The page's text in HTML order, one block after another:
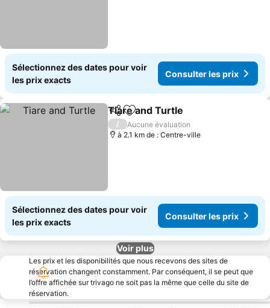
Sélectionnez des dates pour voir
les prix exacts
Consulter les prix
PartagerAjouter à mes favoris
Tiare and Turtle
/
Aucune évaluation
à 2.1 km de : Centre-ville
Sélectionnez des dates pour voir
les prix exacts
Consulter les prix
Voir plus
Les prix et les disponibilités que nous recevons des sites de
réservation changent constamment. Par conséquent, il se peut que
l’offre affichée sur trivago ne soit pas la même que celle du site de
réservation.